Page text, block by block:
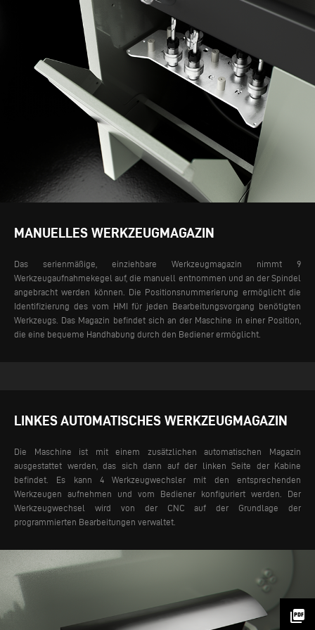
picture_as_pdf
MANUELLES WERKZEUGMAGAZIN
Das serienmäßige, einziehbare Werkzeugmagazin nimmt 9
Werkzeugaufnahmekegel auf, die manuell entnommen und an der Spindel
angebracht werden können. Die Positionsnummerierung ermöglicht die
Identifizierung des vom HMI für jeden Bearbeitungsvorgang benötigten
Werkzeugs. Das Magazin befindet sich an der Maschine in einer Position,
die eine bequeme Handhabung durch den Bediener ermöglicht.
LINKES AUTOMATISCHES WERKZEUGMAGAZIN
Die Maschine ist mit einem zusätzlichen automatischen Magazin
ausgestattet werden, das sich dann auf der linken Seite der Kabine
befindet. Es kann 4 Werkzeugwechsler mit den entsprechenden
Werkzeugen aufnehmen und vom Bediener konfiguriert werden. Der
Werkzeugwechsel wird von der CNC auf der Grundlage der
programmierten Bearbeitungen verwaltet.